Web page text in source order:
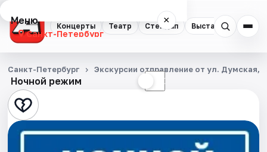
Концерты Театр Стендап Выставки
Меню ×
Санкт-Петербург
Концерты
Театр
Стендап
Ночной режим ☾
Санкт-Петербург Экскурсии отправление от ул. Думская,